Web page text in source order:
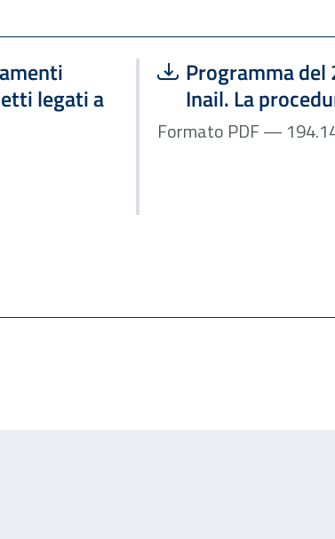
legati a
Scarica file:
Programma del
Inail. La